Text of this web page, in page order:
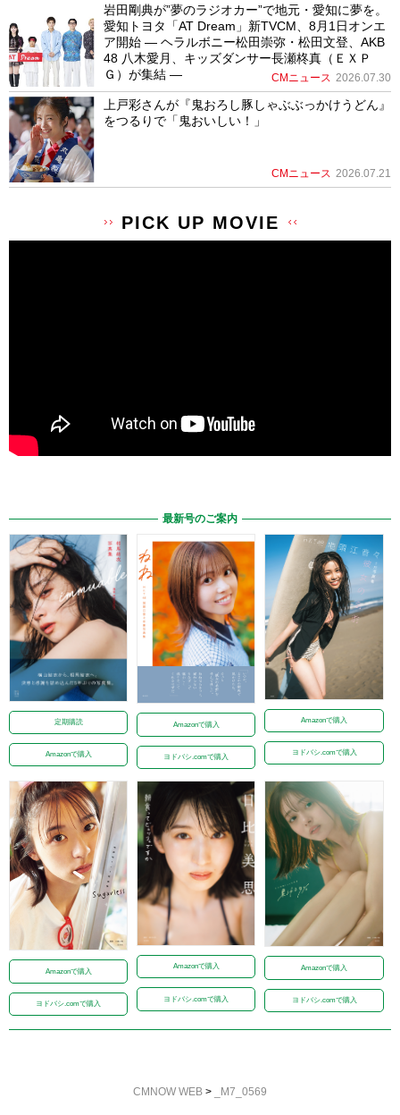
岩田剛典が”夢のラジオカー”で地元・愛知に夢を。
愛知トヨタ「AT Dream」新TVCM、8月1日オンエ
ア開始 ― ヘラルボニー松田崇弥・松田文登、AKB
48 八木愛月、キッズダンサー長瀬柊真（ＥＸＰ
Ｇ）が集結 ―
CMニュース 2026.07.30
上戸彩さんが『鬼おろし豚しゃぶぶっかけうどん』
をつるりで「鬼おいしい！」
CMニュース 2026.07.21
PICK UP MOVIE
最新号のご案内
定期購読
Amazonで購入
Amazonで購入
ヨドバシ.comで購入
Amazonで購入
ヨドバシ.comで購入
Amazonで購入
ヨドバシ.comで購入
Amazonで購入
ヨドバシ.comで購入
Amazonで購入
ヨドバシ.comで購入
CMNOW WEB > _M7_0569